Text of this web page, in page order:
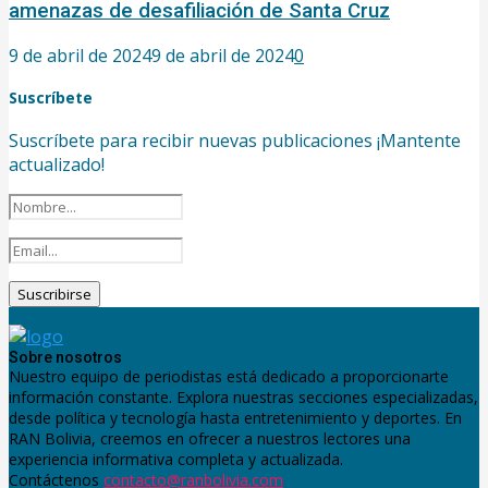
amenazas de desafiliación de Santa Cruz
9 de abril de 20249 de abril de 20240
Suscríbete
Suscríbete para recibir nuevas publicaciones ¡Mantente
actualizado!
Sobre nosotros
Nuestro equipo de periodistas está dedicado a proporcionarte
información constante. Explora nuestras secciones especializadas,
desde política y tecnología hasta entretenimiento y deportes. En
RAN Bolivia, creemos en ofrecer a nuestros lectores una
experiencia informativa completa y actualizada.
Contáctenos contacto@ranbolivia.com